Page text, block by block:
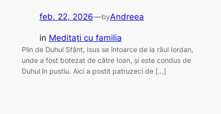
feb. 22, 2026—byAndreea
in Meditați cu familia
Plin de Duhul Sfânt, Isus se întoarce de la râul Iordan,
unde a fost botezat de către Ioan, și este condus de
Duhul în pustiu. Aici a postit patruzeci de […]